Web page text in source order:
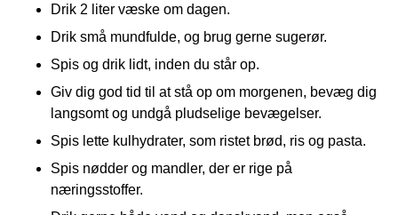
Drik 2 liter væske om dagen.
Drik små mundfulde, og brug gerne sugerør.
Spis og drik lidt, inden du står op.
Giv dig god tid til at stå op om morgenen, bevæg dig
langsomt og undgå pludselige bevægelser.
Spis lette kulhydrater, som ristet brød, ris og pasta.
Spis nødder og mandler, der er rige på
næringsstoffer.